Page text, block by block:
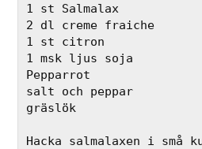
1 st Salmalax
2 dl creme fraiche
1 st citron
1 msk ljus soja
Pepparrot
salt och peppar
gräslök
Hacka salmalaxen i små